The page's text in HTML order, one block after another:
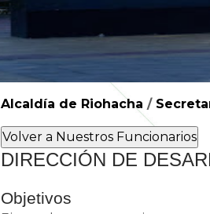
Alcaldía de Riohacha /
​DI​RECCIÓN DE
Objetivos